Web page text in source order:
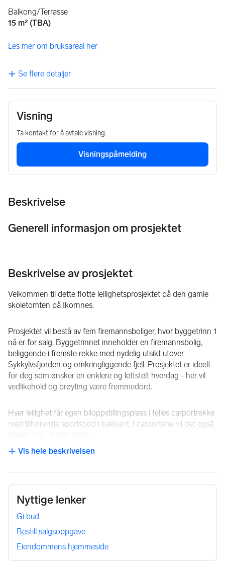
Balkong/Terrasse
15 m² (TBA)
Les mer om bruksareal her
Se flere detaljer
Visning
Ta kontakt for å avtale visning.
Visningspåmelding
Beskrivelse
Generell informasjon om prosjektet
Beskrivelse av prosjektet
Velkommen til dette flotte leilighetsprosjektet på den gamle
skoletomten på Ikornnes.
Prosjektet vil bestå av fem firemannsboliger, hvor byggetrinn 1
nå er for salg. Byggetrinnet inneholder en firemannsbolig,
beliggende i fremste rekke med nydelig utsikt utover
Sykkylvsfjorden og omkringliggende fjell. Prosjektet er ideelt
for deg som ønsker en enklere og lettstelt hverdag - her vil
vedlikehold og brøyting være fremmedord.
Hver leilighet får egen biloppstillingsplass i felles carportrekke
med tilhørende sportsbod i bakkant. I carportene vil det også
gulvoverflate, kjøkken med innredning fra Aubo, innvendig
bod, samt stue med store vindusflater og utgang til
terrasse/balkong. Ved ønske om større stue er det muligheter
for fjerning av vegg mellom stue og soverom i front. Fra de
overbygde uteplassene er det nydelig utsikt mot både fjord og
fjell.
Leilighetene leveres nøkkelferdig - klar til innflytting!
Vis hele beskrivelsen
NB: Knappen for å vise hele beskrivelsen har kun en visuell
Nyttige lenker
Gi bud
Bestill salgsoppgave
Eiendommens hjemmeside